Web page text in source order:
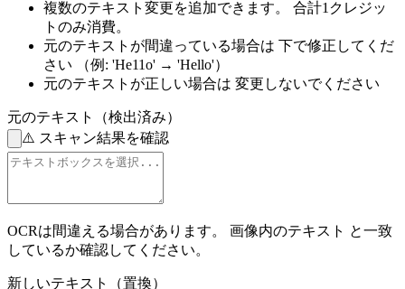
複数のテキスト変更を追加できます。
合計1クレジッ
トのみ消費。
元のテキストが間違っている場合は 下で修正してくだ
さい
（例: 'He11o' → 'Hello'）
元のテキストが正しい場合は 変更しないでください
元のテキスト（検出済み）
⚠️ スキャン結果を確認
OCRは間違える場合があります。 画像内のテキスト と一致
しているか確認してください。
新しいテキスト（置換）